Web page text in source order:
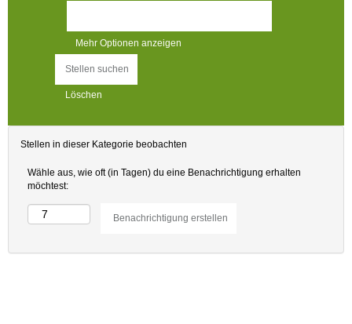
Mehr Optionen anzeigen
Löschen
Stellen in dieser Kategorie beobachten
Wähle aus, wie oft (in Tagen) du eine Benachrichtigung erhalten
möchtest: